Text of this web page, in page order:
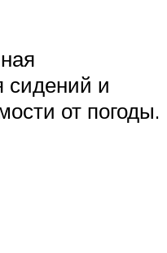
сидений и
от погоды.